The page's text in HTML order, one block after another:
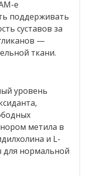
e
поддерживать
суставов за
—
ткани.
уровень
метила в
и L-
для нормальной